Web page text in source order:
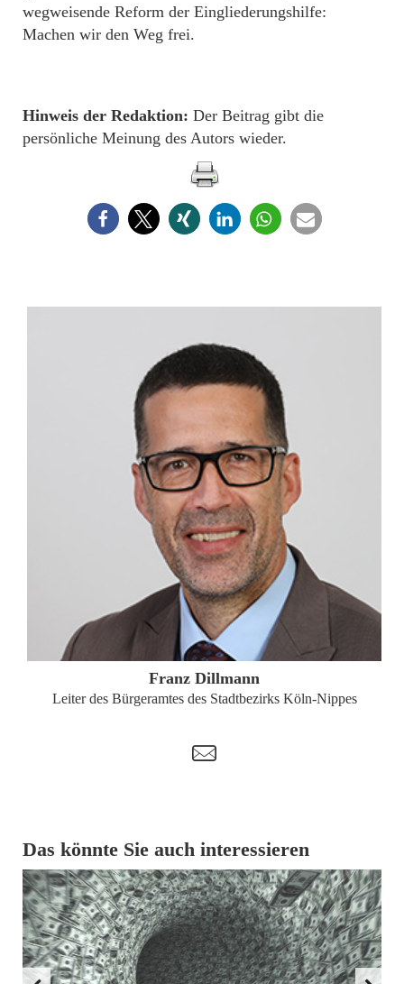
wegweisende Reform der Eingliederungshilfe:
Machen wir den Weg frei.
Hinweis der Redaktion: Der Beitrag gibt die
persönliche Meinung des Autors wieder.
ZUM PROFIL
Franz Dillmann
Leiter des Bürgeramtes des Stadtbezirks Köln-Nippes
t
Das könnte Sie auch interessieren